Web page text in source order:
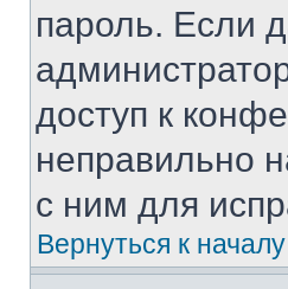
пароль. Если
доступ к
неправильно
с ним для
Вернуться к началу